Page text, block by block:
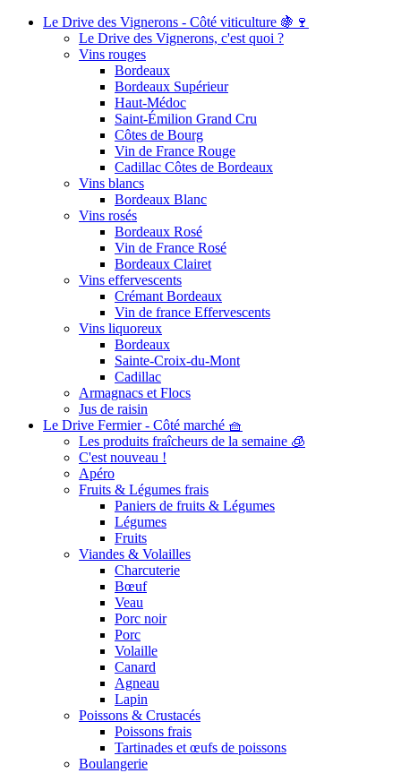
Le Drive des Vignerons - Côté viticulture 🍇🍷
Le Drive des Vignerons, c'est quoi ?
Vins rouges
Bordeaux
Bordeaux Supérieur
Haut-Médoc
Saint-Émilion Grand Cru
Côtes de Bourg
Vin de France Rouge
Cadillac Côtes de Bordeaux
Vins blancs
Bordeaux Blanc
Vins rosés
Bordeaux Rosé
Vin de France Rosé
Bordeaux Clairet
Vins effervescents
Crémant Bordeaux
Vin de france Effervescents
Vins liquoreux
Bordeaux
Sainte-Croix-du-Mont
Cadillac
Armagnacs et Flocs
Jus de raisin
Le Drive Fermier - Côté marché 🧺
Les produits fraîcheurs de la semaine 🧊
C'est nouveau !
Apéro
Fruits & Légumes frais
Paniers de fruits & Légumes
Légumes
Fruits
Viandes & Volailles
Charcuterie
Bœuf
Veau
Porc noir
Porc
Volaille
Canard
Agneau
Lapin
Poissons & Crustacés
Poissons frais
Tartinades et œufs de poissons
Boulangerie